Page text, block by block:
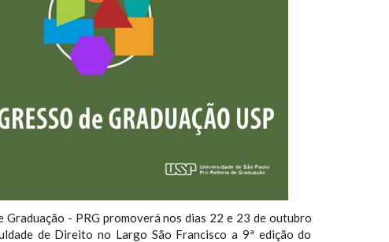
Graduação - PRG promoverá nos dias 22 e 23 de outubro
de Direito no Largo São Francisco a 9ª edição do